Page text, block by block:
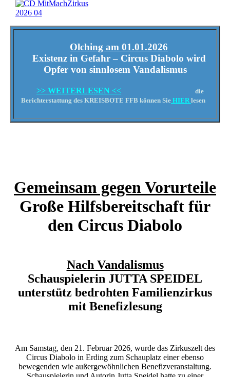
Olching am 01.01.2026
Existenz in Gefahr – Circus Diabolo wird
Opfer von sinnlosem Vandalismus
>> WEITERLESEN <<
die
Berichterstattung des KREISBOTE FFB können Sie HIERlesen
Gemeinsam gegen Vorurteile
Große Hilfsbereitschaft für
den Circus Diabolo
Nach Vandalismus
Schauspielerin JUTTA SPEIDEL
unterstütz bedrohten Familienzirkus
mit Benefizlesung
Am Samstag, den 21. Februar 2026, wurde das Zirkuszelt des
Circus Diabolo in Erding zum Schauplatz einer ebenso
bewegenden wie außergewöhnlichen Benefizveranstaltung.